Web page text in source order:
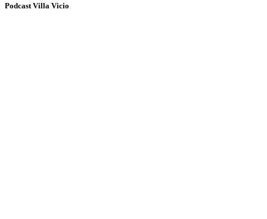
Podcast Villa Vicio